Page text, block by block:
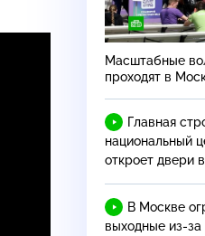
Масштабные
проходят в
Главная
национальный
откроет двери
В Москве
выходные из-